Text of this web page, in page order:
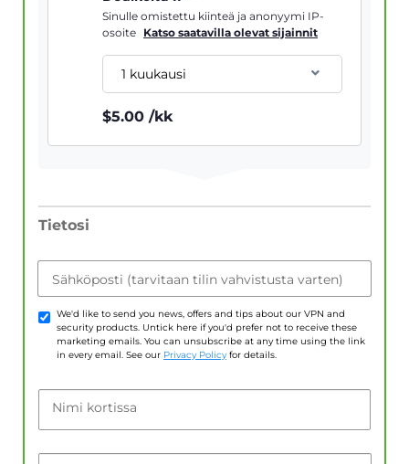
Sinulle omistettu kiinteä ja anonyymi IP-
osoite Katso saatavilla olevat sijainnit
1 kuukausi
$5.00 /kk
Tietosi
Sähköposti (tarvitaan tilin vahvistusta varten)
We'd like to send you news, offers and tips about our VPN and
security products. Untick here if you'd prefer not to receive these
marketing emails. You can unsubscribe at any time using the link
in every email. See our Privacy Policy for details.
Nimi kortissa